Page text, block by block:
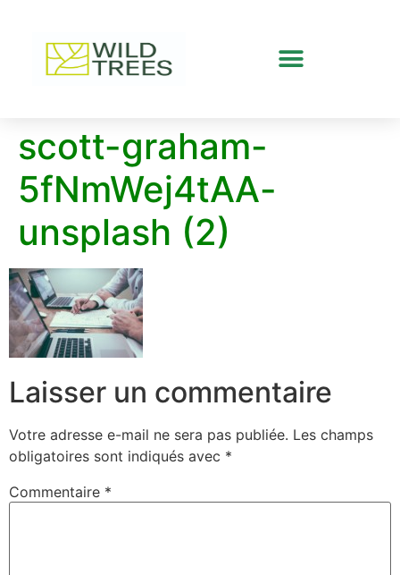
scott-graham-
5fNmWej4tAA-
unsplash (2)
Laisser un commentaire
Votre adresse e-mail ne sera pas publiée. Les champs
obligatoires sont indiqués avec *
Commentaire *